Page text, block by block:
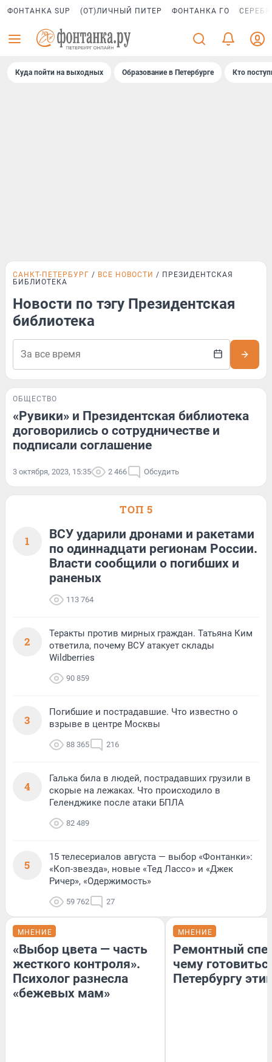
ФОНТАНКА SUP (ОТ)ЛИЧНЫЙ ПИТЕР ФОНТАНКА ГО
Куда пойти на выходных Образование в Петербурге Кто
САНКТ-ПЕТЕРБУРГ ВСЕ НОВОСТИ
ПРЕЗИДЕНТСКАЯ
БИБЛИОТЕКА
Новости по тэгу Президентская
библиотека
ОБЩЕСТВО
«Рувики» и Президентская библиотека
договорились о сотрудничестве и
подписали соглашение
3 октября, 2023, 15:35 2 466 Обсудить
ТОП 5
1
ВСУ ударили дронами и ракетами
по одиннадцати регионам России.
Власти сообщили о погибших и
раненых
113 764
2
Теракты против мирных граждан. Татьяна Ким
ответила, почему ВСУ атакует склады
Wildberries
90 859
3
Погибшие и пострадавшие. Что известно о
взрыве в центре Москвы
88 365 216
4
Галька била в людей, пострадавших грузили в
скорые на лежаках. Что происходило в
Геленджике после атаки БПЛА
82 489
5
15 телесериалов августа — выбор «Фонтанки»:
«Коп-звезда», новые «Тед Лассо» и «Джек
Ричер», «Одержимость»
59 762 27
МНЕНИЕ
«Выбор цвета — часть
жесткого контроля».
Психолог разнесла
«бежевых мам»
МНЕНИЕ
Ремонтный
чему
Петербургу